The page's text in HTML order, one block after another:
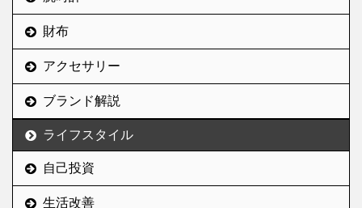
ックス95ってなに？」と
いう人はこの記事に辿り
基本情報は割愛するが、
スニーカー史に残る名作
であることは言うまでも
ない ...
財布
アクセサリー
ブランド解説
ライフスタイル
自己投資
生活改善